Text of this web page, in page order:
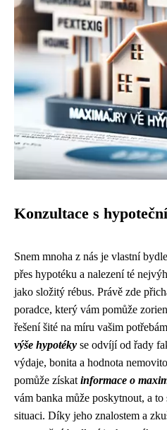
Konzultace s
Snem mnoha z nás je vlastní
přes hypotéku a nalezení té
jako složitý rébus. Právě zde
poradce, který vám pomůže
řešení šité na míru vašim
výše hypotéky se odvíjí od řady
výdaje, bonita a hodnota
pomůže získat informace o
vám banka může poskytnout, a
situaci. Díky jeho znalostem a